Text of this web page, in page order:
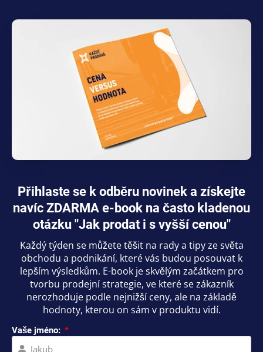
Přihlaste se k odběru novinek a získejte
navíc ZDARMA e-book na často kladenou
otázku "Jak prodat i s vyšší cenou"
Každý týden se můžete těšit na rady a tipy ze světa
obchodu a podnikání, které vás budou posouvat k
lepším výsledkům. E-book je skvělým začátkem pro
tvorbu prodejní strategie, ve které se zákazník
nerozhoduje podle nejnižší ceny, ale na základě
hodnoty, kterou on sám v produktu vidí.
Vaše jméno: